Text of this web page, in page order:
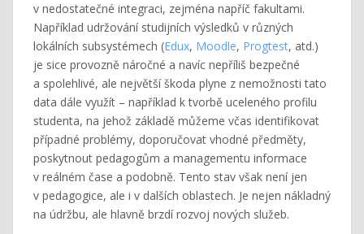
v nedostatečné integraci, zejména napříč fakultami.
Například udržování studijních výsledků v různých
lokálních subsystémech (Edux, Moodle, Progtest, atd.)
je sice provozně náročné a navíc nepříliš bezpečné
a spolehlivé, ale největší škoda plyne z nemožnosti tato
data dále využít – například k tvorbě uceleného profilu
studenta, na jehož základě můžeme včas identifikovat
případné problémy, doporučovat vhodné předměty,
poskytnout pedagogům a managementu informace
v reálném čase a podobně. Tento stav však není jen
v pedagogice, ale i v dalších oblastech. Je nejen nákladný
na údržbu, ale hlavně brzdí rozvoj nových služeb.